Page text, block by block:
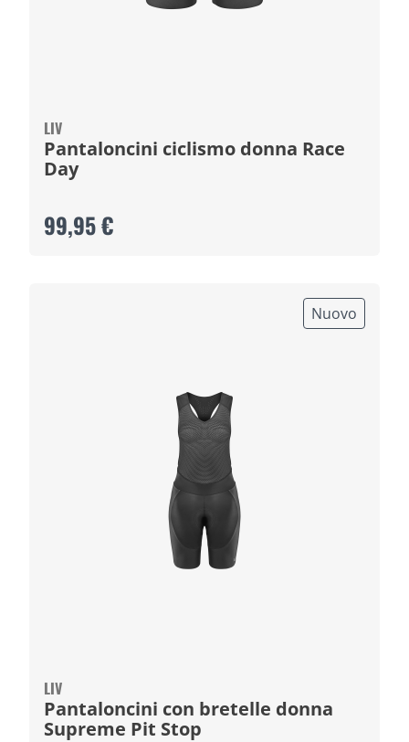
LIV
Pantaloncini ciclismo donna Race
Day
99,95 €
Nuovo
LIV
Pantaloncini con bretelle donna
Supreme Pit Stop